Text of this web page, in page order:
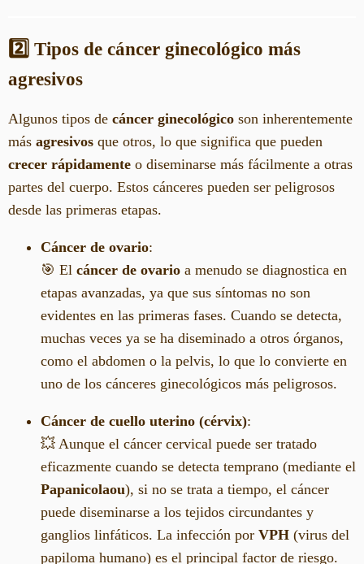
2️⃣ Tipos de cáncer ginecológico más
agresivos
Algunos tipos de cáncer ginecológico son inherentemente
más agresivos que otros, lo que significa que pueden
crecer rápidamente o diseminarse más fácilmente a otras
partes del cuerpo. Estos cánceres pueden ser peligrosos
desde las primeras etapas.
Cáncer de ovario:
🎯 El cáncer de ovario a menudo se diagnostica en
etapas avanzadas, ya que sus síntomas no son
evidentes en las primeras fases. Cuando se detecta,
muchas veces ya se ha diseminado a otros órganos,
como el abdomen o la pelvis, lo que lo convierte en
uno de los cánceres ginecológicos más peligrosos.
Cáncer de cuello uterino (cérvix):
💥 Aunque el cáncer cervical puede ser tratado
eficazmente cuando se detecta temprano (mediante el
Papanicolaou), si no se trata a tiempo, el cáncer
puede diseminarse a los tejidos circundantes y
ganglios linfáticos. La infección por VPH (virus del
papiloma humano) es el principal factor de riesgo.